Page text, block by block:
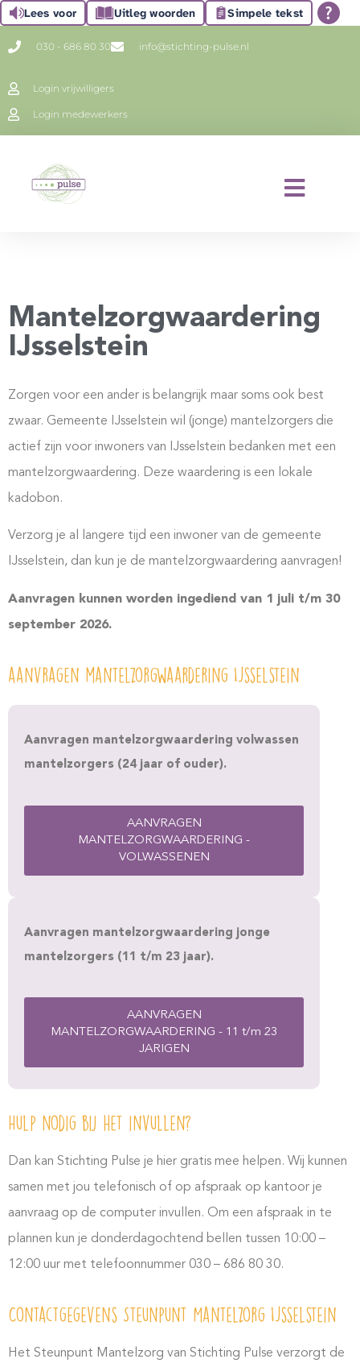
Lees voor Uitleg woorden Simpele tekst
030 - 686 80 30 info@stichting-pulse.nl
Login vrijwilligers
Login medewerkers
Mantelzorgwaardering
IJsselstein
Zorgen voor een ander is belangrijk maar soms ook best
zwaar. Gemeente IJsselstein wil (jonge) mantelzorgers die
actief zijn voor inwoners van IJsselstein bedanken met een
mantelzorgwaardering. Deze waardering is een lokale
kadobon.
Verzorg je al langere tijd een inwoner van de gemeente
IJsselstein, dan kun je de mantelzorgwaardering aanvragen!
Aanvragen kunnen worden ingediend van 1 juli t/m 30
september 2026.
aanvragen mantelzorgwaardering IJsselstein
Aanvragen mantelzorgwaardering volwassen
mantelzorgers (24 jaar of ouder).
AANVRAGEN
MANTELZORGWAARDERING -
VOLWASSENEN
Aanvragen mantelzorgwaardering jonge
mantelzorgers (11 t/m 23 jaar).
AANVRAGEN
MANTELZORGWAARDERING - 11 t/m 23
JARIGEN
Hulp nodig bij het invullen?
Dan kan Stichting Pulse je hier gratis mee helpen. Wij kunnen
samen met jou telefonisch of op afspraak op kantoor je
aanvraag op de computer invullen. Om een afspraak in te
plannen kun je donderdagochtend bellen tussen 10:00 –
12:00 uur met telefoonnummer 030 – 686 80 30.
Contactgegevens Steunpunt Mantelzorg IJsselstein
Het Steunpunt Mantelzorg van Stichting Pulse verzorgt de